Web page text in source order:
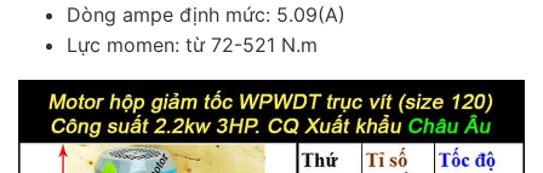
Dòng ampe định mức: 5.09(A)
Lực momen: từ 72-521 N.m